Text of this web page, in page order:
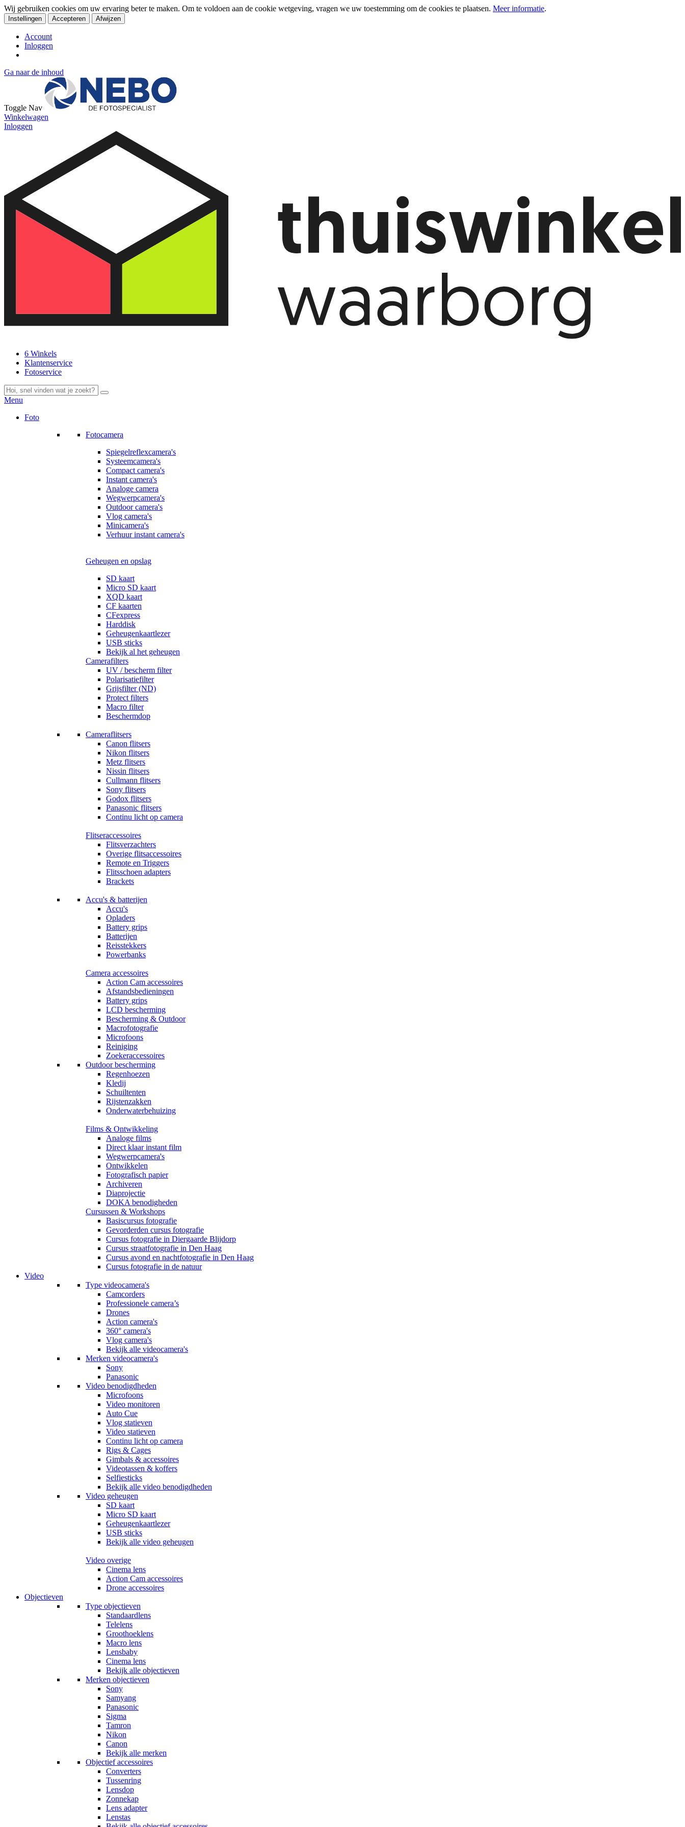
Wij gebruiken cookies om uw ervaring beter te maken. Om te voldoen aan de cookie wetgeving, vragen we uw toestemming om de cookies te plaatsen. Meer informatie.
Instellingen Accepteren Afwijzen
Account
Inloggen
Ga naar de inhoud
Toggle Nav
Winkelwagen
Inloggen
6 Winkels
Klantenservice
Fotoservice
Menu
Foto
Fotocamera
Spiegelreflexcamera's
Systeemcamera's
Compact camera's
Instant camera's
Analoge camera
Wegwerpcamera's
Outdoor camera's
Vlog camera's
Minicamera's
Verhuur instant camera's
Geheugen en opslag
SD kaart
Micro SD kaart
XQD kaart
CF kaarten
CFexpress
Harddisk
Geheugenkaartlezer
USB sticks
Bekijk al het geheugen
Camerafilters
UV / bescherm filter
Polarisatiefilter
Grijsfilter (ND)
Protect filters
Macro filter
Beschermdop
Cameraflitsers
Canon flitsers
Nikon flitsers
Metz flitsers
Nissin flitsers
Cullmann flitsers
Sony flitsers
Godox flitsers
Panasonic flitsers
Continu licht op camera
Flitseraccessoires
Flitsverzachters
Overige flitsaccessoires
Remote en Triggers
Flitsschoen adapters
Brackets
Accu's & batterijen
Accu's
Opladers
Battery grips
Batterijen
Reisstekkers
Powerbanks
Camera accessoires
Action Cam accessoires
Afstandsbedieningen
Battery grips
LCD bescherming
Bescherming & Outdoor
Macrofotografie
Microfoons
Reiniging
Zoekeraccessoires
Outdoor bescherming
Regenhoezen
Kledij
Schuiltenten
Rijstenzakken
Onderwaterbehuizing
Films & Ontwikkeling
Analoge films
Direct klaar instant film
Wegwerpcamera's
Ontwikkelen
Fotografisch papier
Archiveren
Diaprojectie
DOKA benodigheden
Cursussen & Workshops
Basiscursus fotografie
Gevorderden cursus fotografie
Cursus fotografie in Diergaarde Blijdorp
Cursus straatfotografie in Den Haag
Cursus avond en nachtfotografie in Den Haag
Cursus fotografie in de natuur
Video
Type videocamera's
Camcorders
Professionele camera’s
Drones
Action camera's
360° camera's
Vlog camera's
Bekijk alle videocamera's
Merken videocamera's
Sony
Panasonic
Video benodigdheden
Microfoons
Video monitoren
Auto Cue
Vlog statieven
Video statieven
Continu licht op camera
Rigs & Cages
Gimbals & accessoires
Videotassen & koffers
Selfiesticks
Bekijk alle video benodigdheden
Video geheugen
SD kaart
Micro SD kaart
Geheugenkaartlezer
USB sticks
Bekijk alle video geheugen
Video overige
Cinema lens
Action Cam accessoires
Drone accessoires
Objectieven
Type objectieven
Standaardlens
Telelens
Groothoeklens
Macro lens
Lensbaby
Cinema lens
Bekijk alle objectieven
Merken objectieven
Sony
Samyang
Panasonic
Sigma
Tamron
Nikon
Canon
Bekijk alle merken
Objectief accessoires
Converters
Tussenring
Lensdop
Zonnekap
Lens adapter
Lenstas